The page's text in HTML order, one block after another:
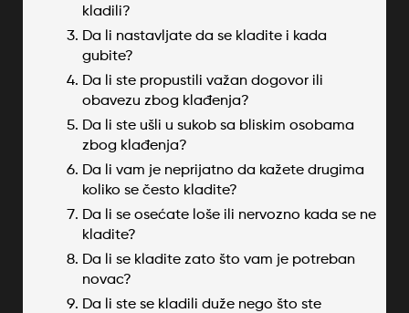
kladili?
Da li nastavljate da se kladite i kada
gubite?
Da li ste propustili važan dogovor ili
obavezu zbog klađenja?
Da li ste ušli u sukob sa bliskim osobama
zbog klađenja?
Da li vam je neprijatno da kažete drugima
koliko se često kladite?
Da li se osećate loše ili nervozno kada se ne
kladite?
Da li se kladite zato što vam je potreban
novac?
Da li ste se kladili duže nego što ste